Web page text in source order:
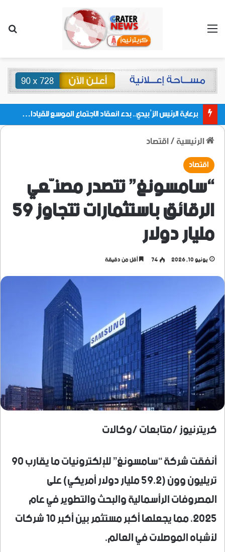
القائمة
برعاية الرئيس الزُبيدي.. بدء انعقاد الاجتماع الموسع للقيادات المحلية بالعاصمة ولمديريات وكتل مجلس العموم ومنسقيات الجامعة بالعاصمة عدن
الرئيسية/اقتصاد
اقتصاد
“سامسونغ” تتصدر مصنّعي
الرقائق باستثمارات تتجاوز 59
مليار دولار
يونيو 10, 2026 74 أقل من دقيقة
كريترنيوز /متابعات /وكالات
أنفقت شركة “سامسونغ” للإلكترونيات ما يقارب 90
تريليون وون (59.2 مليار دولار أمريكي) على
المصروفات الرأسمالية والبحث والتطوير في عام
2025، مما يجعلها أكبر مستثمر بين أكبر 10 شركات
لأشباه الموصلات في العالم.